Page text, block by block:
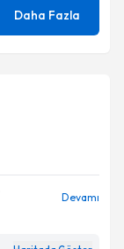
Daha Fazla
Devamı